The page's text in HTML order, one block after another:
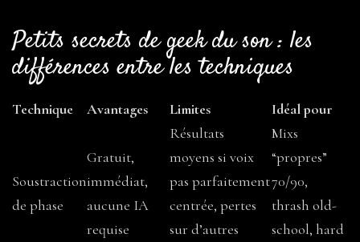
Petits secrets de geek du son : les
différences entre les techniques
Technique Avantages Limites Idéal pour
Soustraction
de phase
Gratuit,
immédiat,
aucune IA
requise
Résultats
moyens si voix
pas parfaitement
centrée, pertes
sur d’autres
Mixs
“propres”
70/90,
thrash old-
school, hard